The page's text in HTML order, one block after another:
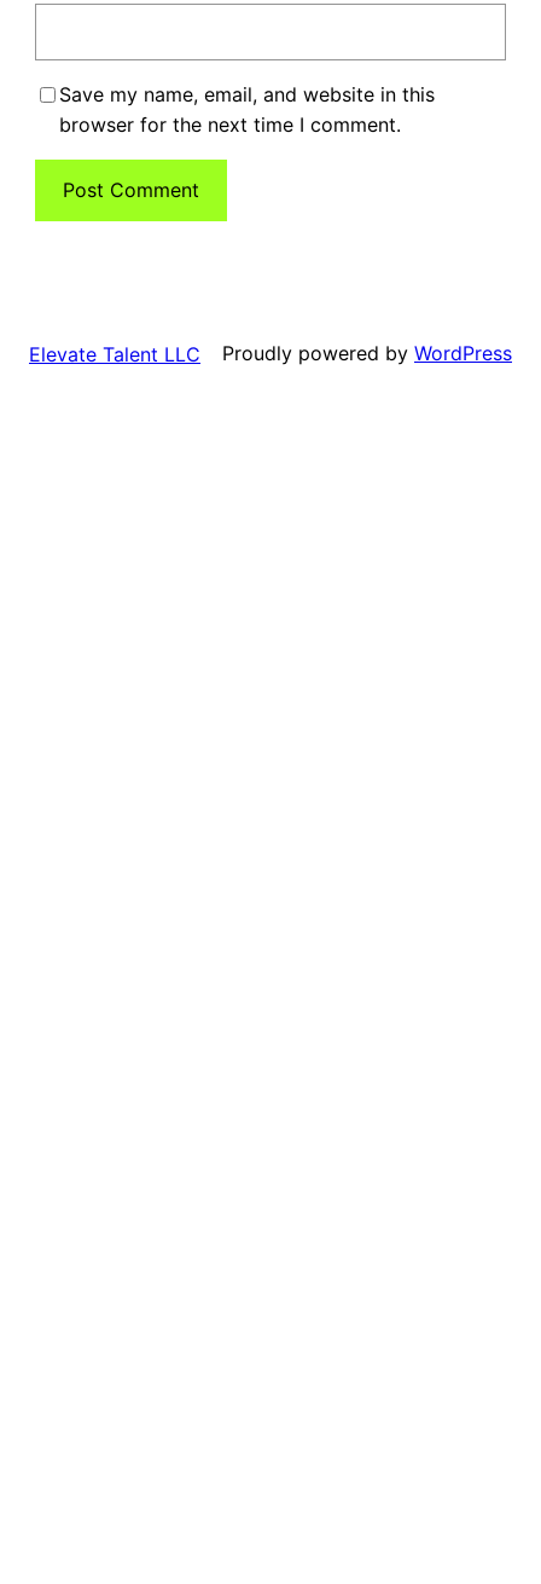
Save my name, email, and website in this
browser for the next time I comment.
Elevate Talent LLC Proudly powered by WordPress